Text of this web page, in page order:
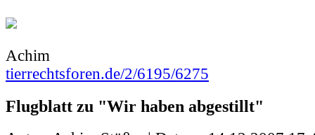
Achim
tierrechtsforen.de/2/6195/6275
Flugblatt zu "Wir haben abgestillt"